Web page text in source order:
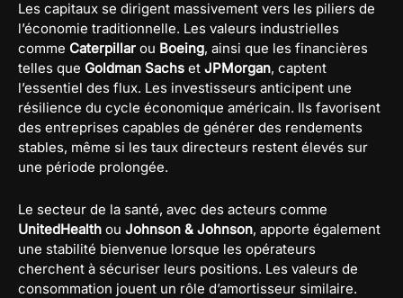
Les capitaux se dirigent massivement vers les piliers de
l’économie traditionnelle. Les valeurs industrielles
comme Caterpillar ou Boeing, ainsi que les financières
telles que Goldman Sachs et JPMorgan, captent
l’essentiel des flux. Les investisseurs anticipent une
résilience du cycle économique américain. Ils favorisent
des entreprises capables de générer des rendements
stables, même si les taux directeurs restent élevés sur
une période prolongée.
Le secteur de la santé, avec des acteurs comme
UnitedHealth ou Johnson & Johnson, apporte également
une stabilité bienvenue lorsque les opérateurs
cherchent à sécuriser leurs positions. Les valeurs de
consommation jouent un rôle d’amortisseur similaire.